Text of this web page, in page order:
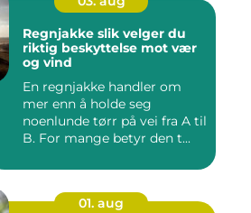
Regnjakke slik velger du
riktig beskyttelse mot vær
og vind
En regnjakke handler om
mer enn å holde seg
noenlunde tørr på vei fra A til
B. For mange betyr den t...
01. aug